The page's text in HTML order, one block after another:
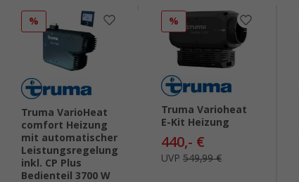
%
Truma VarioHeat
comfort Heizung
mit automatischer
Leistungsregelung
inkl. CP Plus
Bedienteil 3700 W
%
Truma Varioheat
E-Kit Heizung
440,- €
UVP 549,99 €